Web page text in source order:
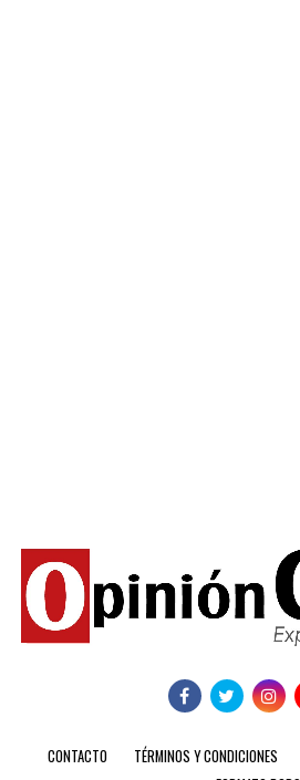
CONTACTO TÉRMINOS Y CONDICIONES